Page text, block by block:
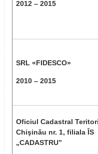
2012 – 2015
SRL «FIDESCO»
2010 – 2015
Oficiul Cadastral
Chişinău nr. 1, filiala ÎS
„CADASTRU”